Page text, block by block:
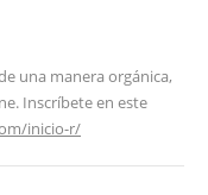
una manera orgánica,
Inscríbete en este
inicio-r/